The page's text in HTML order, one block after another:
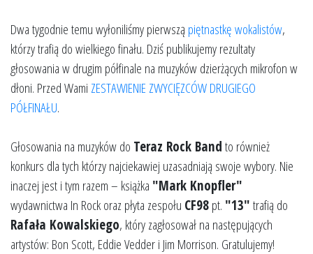
Dwa tygodnie temu wyłoniliśmy pierwszą piętnastkę wokalistów,
którzy trafią do wielkiego finału. Dziś publikujemy rezultaty
głosowania w drugim półfinale na muzyków dzierżących mikrofon w
dłoni. Przed Wami ZESTAWIENIE ZWYCIĘZCÓW DRUGIEGO
PÓŁFINAŁU.
Głosowania na muzyków do Teraz Rock Bandto również
konkurs dla tych którzy najciekawiej uzasadniają swoje wybory. Nie
inaczej jest i tym razem – książka "Mark Knopfler"
wydawnictwa In Rock oraz płyta zespołu CF98pt. "13"trafią do
Rafała Kowalskiego, który zagłosował na następujących
artystów: Bon Scott, Eddie Vedder i Jim Morrison. Gratulujemy!